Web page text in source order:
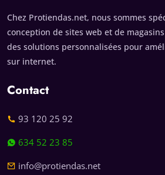
Chez Protiendas.net, nous sommes
conception de sites web et de
des solutions personnalisées pour
sur internet.
Contact
93 120 25 92
634 52 23 85
info@protiendas.net